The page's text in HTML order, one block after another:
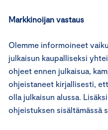
Markkinoijan vastaus
Olemme informoineet
julkaisun kaupalliseksi
ohjeet ennen julkaisua,
ohjeistaneet kirjallisesti,
olla julkaisun alussa.
ohjeistuksen sisältämässä